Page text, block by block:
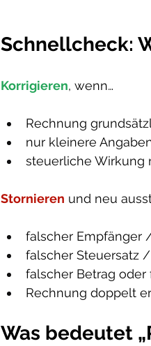
Schnellcheck:
Korrigieren, wenn…
Rechnung
nur kleinere
steuerliche Wirkung
Stornieren und neu
falscher Empfänger
falscher Steuersatz
falscher Betrag
Rechnung doppelt
Was bedeutet